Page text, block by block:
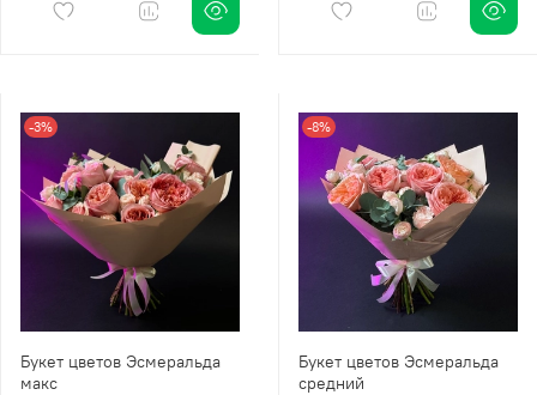
-3%
Букет цветов Эсмеральда
макс
-8%
Букет цветов Эсмеральда
средний